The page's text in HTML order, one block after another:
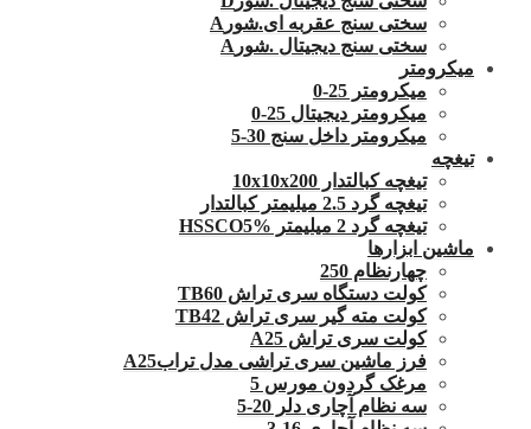
سختی سنج عقربه ای.شورA
سختی سنج دیجیتال .شورA
میکرومتر
میکرومتر 25-0
میکرومتر دیجیتال 25-0
میکرومتر داخل سنج 30-5
تیغچه
تیغچه کبالتدار 10x10x200
تیغچه گرد 2.5 میلیمتر کبالتدار
تیغچه گرد 2 میلیمتر HSSCO5%
ماشین ابزارها
چهارنظام 250
کولت دستگاه سری تراش TB60
کولت مته گیر سری تراش TB42
کولت سری تراش A25
فرز ماشین سری تراشی مدل ترابA25
مرغک گردون مورس 5
سه نظام آچاری دلر 20-5